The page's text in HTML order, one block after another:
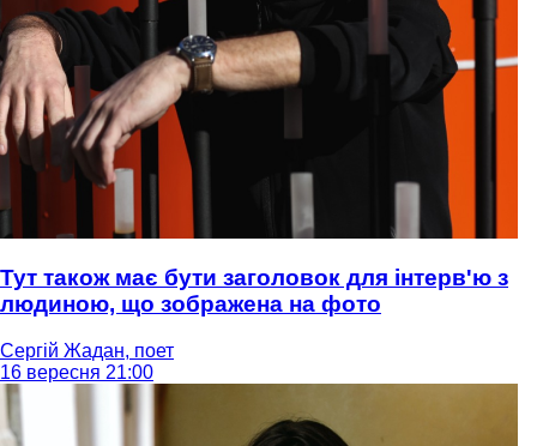
Тут також має бути заголовок для інтерв'ю з
людиною, що зображена на фото
Сергій Жадан, поет
16 вересня 21:00